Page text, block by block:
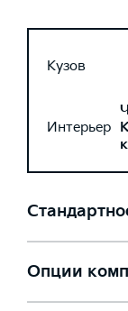
Кузов
Интерьер
Опции